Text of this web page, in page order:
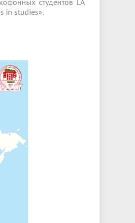
студентов LA
in studies».